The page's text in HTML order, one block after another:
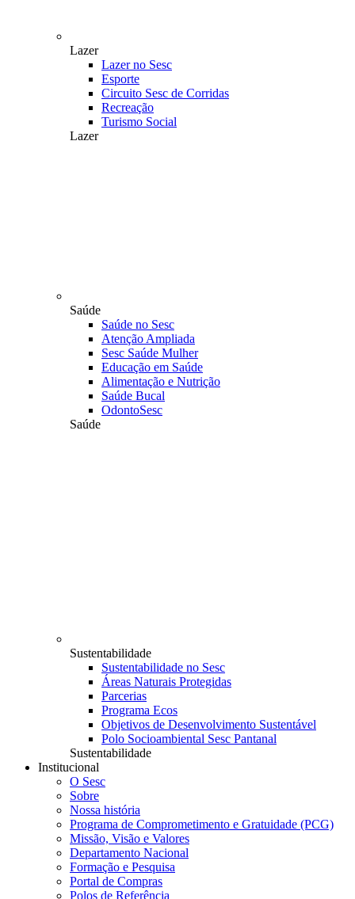
Lazer
Lazer no Sesc
Esporte
Circuito Sesc de Corridas
Recreação
Turismo Social
Lazer
Saúde
Saúde no Sesc
Atenção Ampliada
Sesc Saúde Mulher
Educação em Saúde
Alimentação e Nutrição
Saúde Bucal
OdontoSesc
Saúde
Sustentabilidade
Sustentabilidade no Sesc
Áreas Naturais Protegidas
Parcerias
Programa Ecos
Objetivos de Desenvolvimento Sustentável
Polo Socioambiental Sesc Pantanal
Sustentabilidade
Institucional
O Sesc
Sobre
Nossa história
Programa de Comprometimento e Gratuidade (PCG)
Missão, Visão e Valores
Departamento Nacional
Formação e Pesquisa
Portal de Compras
Polos de Referência